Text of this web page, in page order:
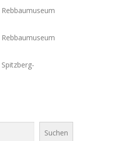
Rebbaumuseum
Rebbaumuseum
Spitzberg-
Suchen